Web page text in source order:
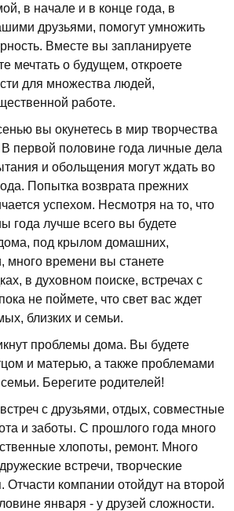
в начале и в конце года, в
друзьями, помогут умножить
Вместе вы запланируете
мечтать о будущем, откроете
для множества людей,
работе.
вы окунетесь в мир творчества
первой половине года личные дела
и обольщения могут ждать во
Попытка возврата прежних
успехом. Несмотря на то, что
года лучше всего вы будете
под крылом домашних,
много времени вы станете
в духовном поиске, встречах с
не поймете, что свет вас ждет
близких и семьи.
проблемы дома. Вы будете
и матерью, а также проблемами
Берегите родителей!
с друзьями, отдых, совместные
и заботы. С прошлого года много
хлопоты, ремонт. Много
встречи, творческие
Отчасти компании отойдут на второй
января - у друзей сложности.